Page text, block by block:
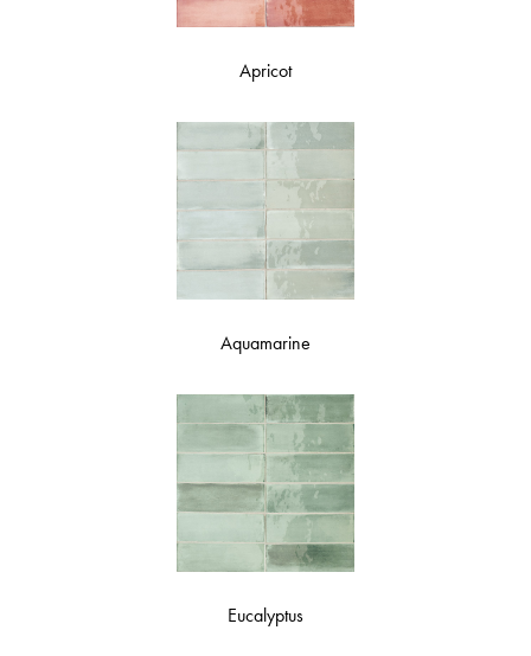
Apricot
Aquamarine
Eucalyptus